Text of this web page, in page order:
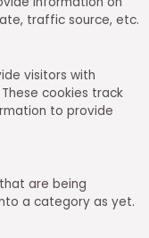
traffic source, etc.
visitors with
cookies track
to provide
are being
a category as yet.